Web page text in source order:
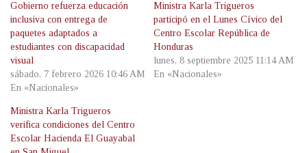
Gobierno refuerza educación
inclusiva con entrega de
paquetes adaptados a
estudiantes con discapacidad
visual
sábado, 7 febrero 2026 10:46 AM
En «Nacionales»
Ministra Karla Trigueros
participó en el Lunes Cívico del
Centro Escolar República de
Honduras
lunes, 8 septiembre 2025 11:14 AM
En «Nacionales»
Ministra Karla Trigueros
verifica condiciones del Centro
Escolar Hacienda El Guayabal